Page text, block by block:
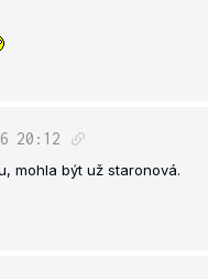
20:12
mohla být už staronová.